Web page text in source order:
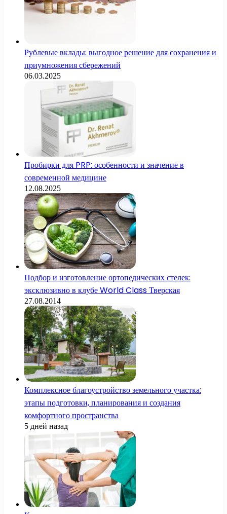
Рублевые вклады: выгодное решение для сохранения и
приумножения сбережений
06.03.2025
Пробирки для PRP: особенности и значение в
современной медицине
12.08.2025
Подбор и изготовление ортопедических стелек:
эксклюзивно в клубе World Class Тверская
27.08.2014
Комплексное благоустройство земельного участка:
этапы подготовки, планирования и создания
комфортного пространства
5 дней назад